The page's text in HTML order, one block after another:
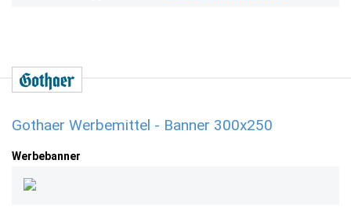
Gothaer Werbemittel - Banner 300x250
Werbebanner